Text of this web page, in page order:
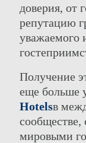
доверия, от
репутацию
уважаемого
Получение
еще больше
Hotelsв
сообществе,
мировыми